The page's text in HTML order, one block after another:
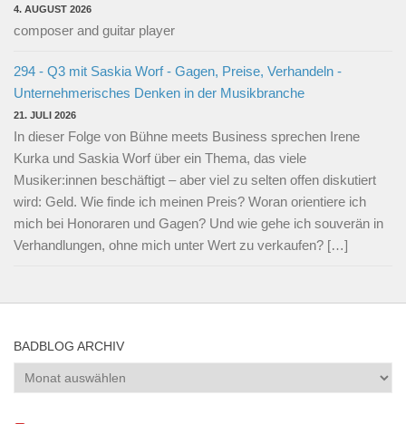
4. AUGUST 2026
composer and guitar player
294 - Q3 mit Saskia Worf - Gagen, Preise, Verhandeln -
Unternehmerisches Denken in der Musikbranche
21. JULI 2026
In dieser Folge von Bühne meets Business sprechen Irene
Kurka und Saskia Worf über ein Thema, das viele
Musiker:innen beschäftigt – aber viel zu selten offen diskutiert
wird: Geld. Wie finde ich meinen Preis? Woran orientiere ich
mich bei Honoraren und Gagen? Und wie gehe ich souverän in
Verhandlungen, ohne mich unter Wert zu verkaufen? […]
BADBLOG ARCHIV
BadBlog
Archiv